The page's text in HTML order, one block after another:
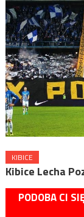
KIBICE
Kibice Lecha
PODOBA CI